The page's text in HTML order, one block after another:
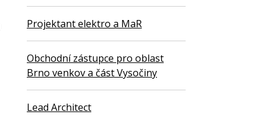
Projektant elektro a MaR
Obchodní zástupce pro oblast
Brno venkov a část Vysočiny
Lead Architect